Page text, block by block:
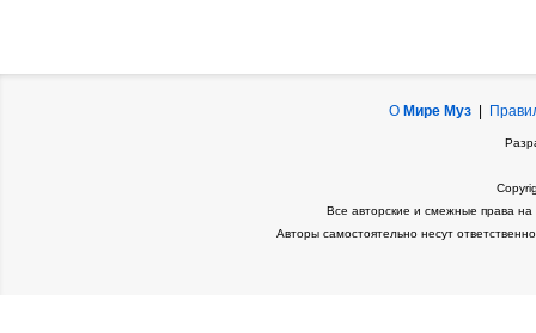
О Мире Муз|
Все авторские и смежные права
Авторы самостоятельно несут